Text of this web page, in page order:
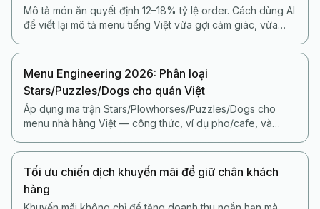
Mô tả món ăn quyết định 12–18% tỷ lệ order. Cách dùng AI
để viết lại mô tả menu tiếng Việt vừa gợi cảm giác, vừa
Menu Engineering 2026: Phân loại
Stars/Puzzles/Dogs cho quán Việt
Áp dụng ma trận Stars/Plowhorses/Puzzles/Dogs cho
menu nhà hàng Việt — công thức, ví dụ pho/cafe, và
Tối ưu chiến dịch khuyến mãi để giữ chân khách
hàng